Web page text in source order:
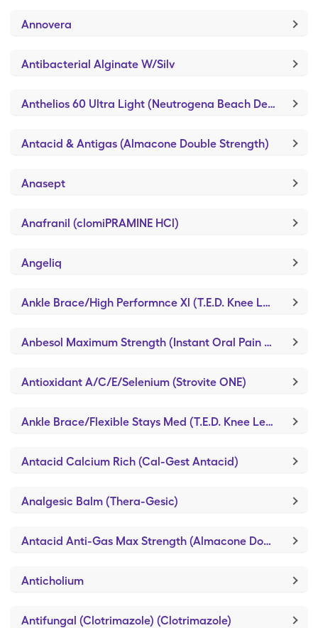
Annovera
Antibacterial Alginate W/Silv
Anthelios 60 Ultra Light (Neutrogena Beach Defense SPF70)
Antacid & Antigas (Almacone Double Strength)
Anasept
Anafranil (clomiPRAMINE HCl)
Angeliq
Ankle Brace/High Performnce Xl (T.E.D. Knee Length/M-Regular)
Anbesol Maximum Strength (Instant Oral Pain Relief Max)
Antioxidant A/C/E/Selenium (Strovite ONE)
Ankle Brace/Flexible Stays Med (T.E.D. Knee Length/M-Regular)
Antacid Calcium Rich (Cal-Gest Antacid)
Analgesic Balm (Thera-Gesic)
Antacid Anti-Gas Max Strength (Almacone Double Strength)
Anticholium
Antifungal (Clotrimazole) (Clotrimazole)